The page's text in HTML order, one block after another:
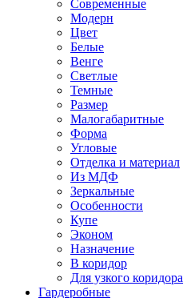
Современные
Модерн
Цвет
Белые
Венге
Светлые
Темные
Размер
Малогабаритные
Форма
Угловые
Отделка и материал
Из МДФ
Зеркальные
Особенности
Купе
Эконом
Назначение
В коридор
Для узкого коридора
Гардеробные